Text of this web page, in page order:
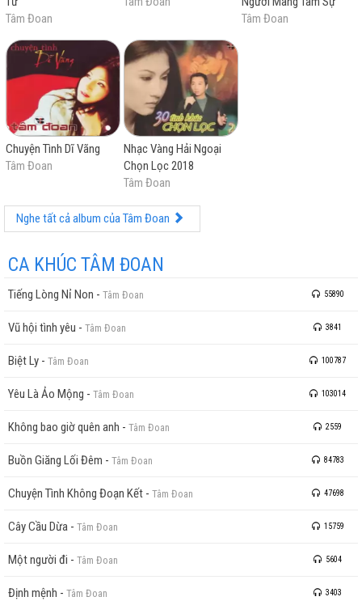
Tâm Đoan
Tâm Đoan
Chuyện Tình Dĩ Vãng
Tâm Đoan
Nhạc Vàng Hải Ngoại
Chọn Lọc 2018
Tâm Đoan
Nghe tất cả album của Tâm Đoan
CA KHÚC TÂM ĐOAN
Tiếng Lòng Nỉ Non - Tâm Đoan 55890
Vũ hội tình yêu - Tâm Đoan 3841
Biệt Ly - Tâm Đoan 100787
Yêu Là Ảo Mộng - Tâm Đoan 103014
Không bao giờ quên anh - Tâm Đoan 2559
Buồn Giăng Lối Đêm - Tâm Đoan 84783
Chuyện Tình Không Đoạn Kết - Tâm Đoan 47698
Cây Cầu Dừa - Tâm Đoan 15759
Một người đi - Tâm Đoan 5604
Định mệnh - Tâm Đoan 3403